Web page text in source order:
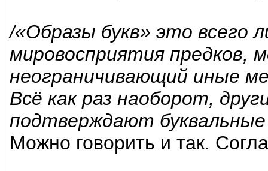
/«Образы букв» это всего
мировосприятия предков,
неограничивающий иные
Всё как раз наоборот,
подтверждают буквальные
Можно говорить и так.